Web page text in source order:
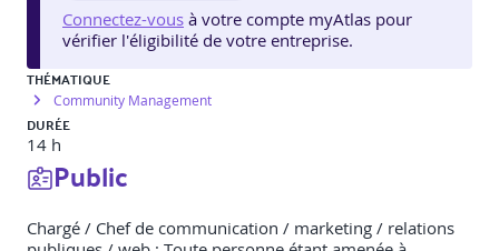
Connectez-vous à votre compte myAtlas pour
vérifier l'éligibilité de votre entreprise.
THÉMATIQUE
Community Management
DURÉE
14 h
Public
Chargé / Chef de communication / marketing / relations